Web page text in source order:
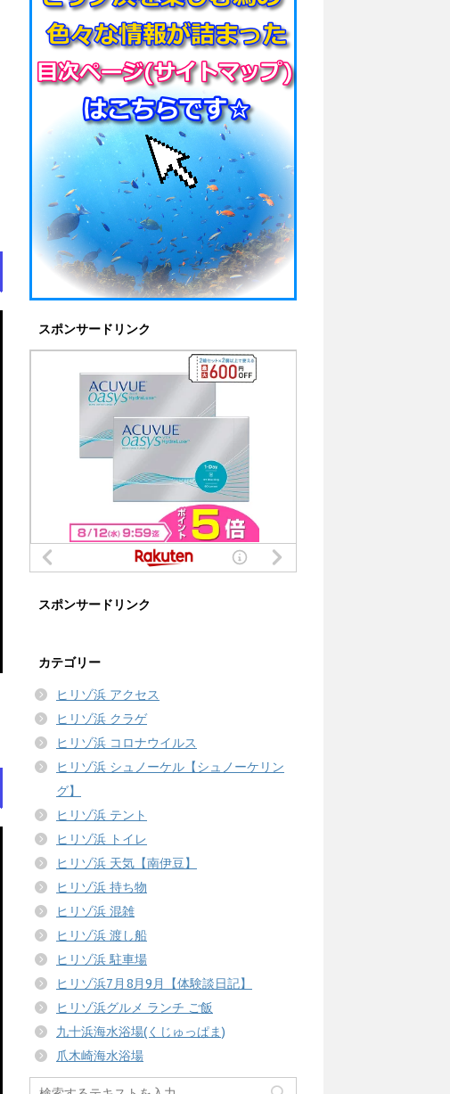
スポンサードリンク
スポンサードリンク
カテゴリー
ヒリゾ浜 アクセス
ヒリゾ浜 クラゲ
ヒリゾ浜 コロナウイルス
ヒリゾ浜 シュノーケル【シュノーケリン
グ】
ヒリゾ浜 テント
ヒリゾ浜 トイレ
ヒリゾ浜 天気【南伊豆】
ヒリゾ浜 持ち物
ヒリゾ浜 混雑
ヒリゾ浜 渡し船
ヒリゾ浜 駐車場
ヒリゾ浜7月8月9月【体験談日記】
ヒリゾ浜グルメ ランチ ご飯
九十浜海水浴場(くじゅっぱま)
爪木崎海水浴場